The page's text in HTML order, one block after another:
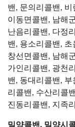
밴, 문의리콜밴,
이동면콜밴, 남해
난음리콜밴, 다정
밴, 용소리콜밴,
창선면콜밴, 남해
가인리콜밴, 광천
밴, 동대리콜밴,
리콜밴, 수산리콜
진동리콜밴, 지족
밀양콜밴, 밀양시